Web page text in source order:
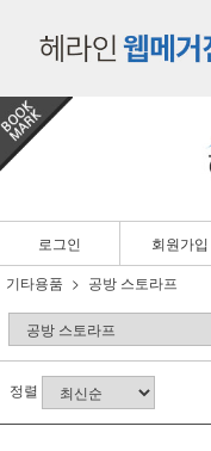
로그인 회원가입
기타용품
공방 스토라프
정렬